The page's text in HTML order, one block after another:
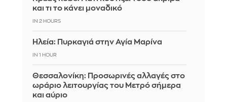
και τι το κάνει μοναδικό
IN 2 HOURS
Ηλεία: Πυρκαγιά στην Αγία Μαρίνα
IN 1 HOUR
Θεσσαλονίκη: Προσωρινές αλλαγές στο
ωράριο λειτουργίας του Μετρό σήμερα
και αύριο